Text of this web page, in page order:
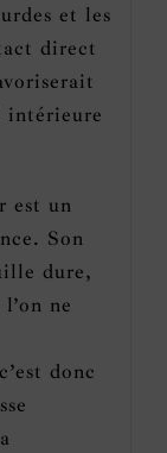
et les
direct
intérieure
est un
Son
dure,
ne
donc